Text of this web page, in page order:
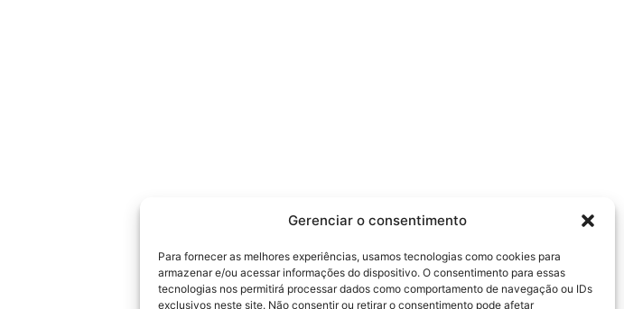
Gerenciar o consentimento
Para fornecer as melhores experiências, usamos tecnologias como cookies para
armazenar e/ou acessar informações do dispositivo. O consentimento para essas
tecnologias nos permitirá processar dados como comportamento de navegação ou IDs
exclusivos neste site. Não consentir ou retirar o consentimento pode afetar